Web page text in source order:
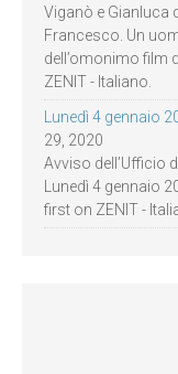
Viganò e Gianluca
Francesco. Un
dell’omonimo film
ZENIT - Italiano.
Lunedì 4 gennaio
29, 2020
Avviso dell’Ufficio
Lunedì 4 gennaio
first on ZENIT -